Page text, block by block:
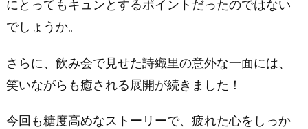
にとってもキュンとするポイントだったのではない
でしょうか。
さらに、飲み会で見せた詩織里の意外な一面には、
笑いながらも癒される展開が続きました！
今回も糖度高めなストーリーで、疲れた心をしっか